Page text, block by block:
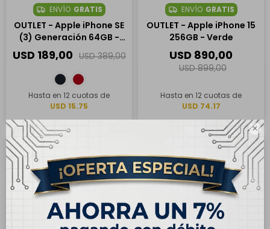

ENVÍO GRATIS
OUTLET - Apple iPhone SE
(3) Generación 64GB -
Medianoche
USD 189,00 USD 389,00
Hasta en 12 cuotas de
USD 15.75
ENVÍO GRATIS
OUTLET - Apple iPhone 15
256GB - Verde
USD 890,00
USD 899,00
Hasta en 12 cuotas de
USD 74.17